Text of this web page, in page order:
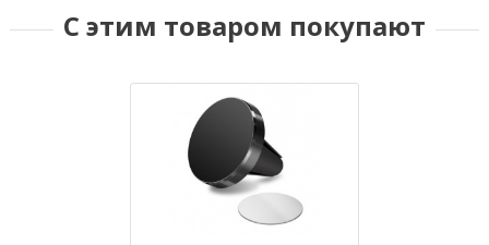
С этим товаром покупают